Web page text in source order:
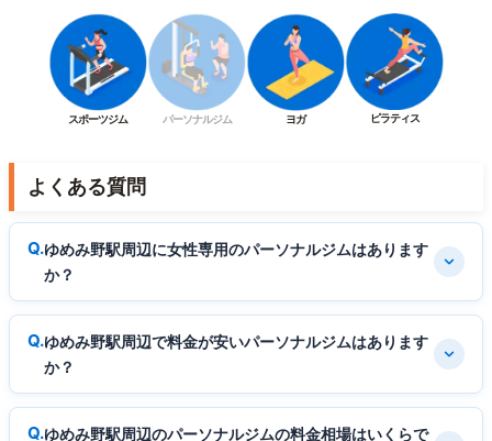
スポーツジム パーソナルジム ヨガ ピラティス
よくある質問
ゆめみ野駅周辺に女性専用のパーソナルジムはあります
か？
ゆめみ野駅周辺で料金が安いパーソナルジムはあります
か？
ゆめみ野駅周辺のパーソナルジムの料金相場はいくらで